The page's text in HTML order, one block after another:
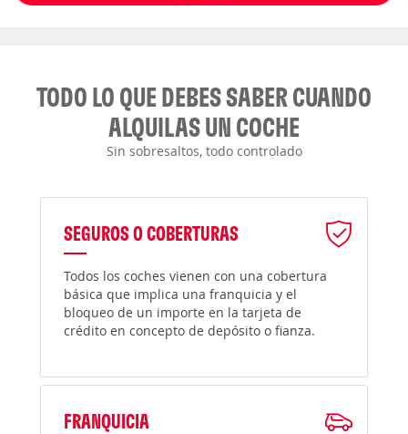
TODO LO QUE DEBES SABER CUANDO
ALQUILAS UN COCHE
Sin sobresaltos, todo controlado
SEGUROS O COBERTURAS
Todos los coches vienen con una cobertura
básica que implica una franquicia y el
bloqueo de un importe en la tarjeta de
crédito en concepto de depósito o fianza.
FRANQUICIA